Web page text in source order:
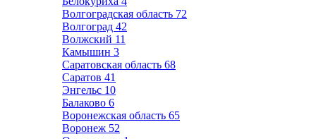
Волгоградская область 72
Волгоград 42
Волжский 11
Камышин 3
Саратовская область 68
Саратов 41
Энгельс 10
Балаково 6
Воронежская область 65
Воронеж 52